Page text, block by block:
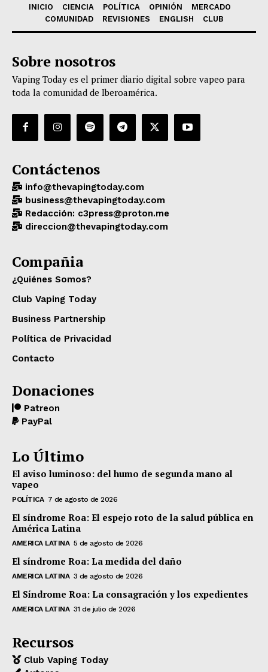
INICIO CIENCIA POLÍTICA OPINIÓN
MERCADO
COMUNIDAD
REVISIONES ENGLISH CLUB
Sobre nosotros
Vaping Today es el primer diario digital sobre vapeo para
toda la comunidad de Iberoamérica.
Contáctenos
info@thevapingtoday.com
business@thevapingtoday.com
Redacción: c3press@proton.me
direccion@thevapingtoday.com
Compañia
¿Quiénes Somos?
Club Vaping Today
Business Partnership
Política de Privacidad
Contacto
Donaciones
Patreon
PayPal
Lo Último
El aviso luminoso: del humo de segunda mano al
vapeo
POLÍTICA 7 de agosto de 2026
El síndrome Roa: El espejo roto de la salud pública en
América Latina
AMERICA LATINA 5 de agosto de 2026
El síndrome Roa: La medida del daño
AMERICA LATINA 3 de agosto de 2026
El Síndrome Roa: La consagración y los expedientes
AMERICA LATINA 31 de julio de 2026
Recursos
Club Vaping Today